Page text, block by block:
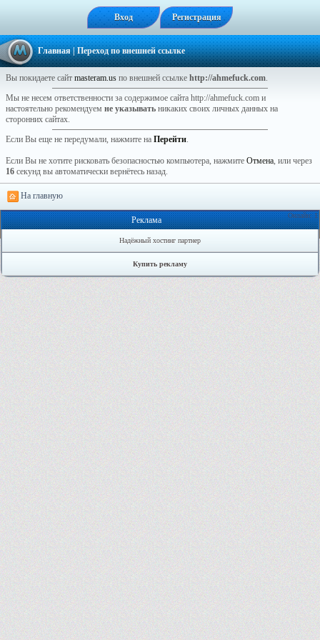
Вход Регистрация
Главная| Переход по внешней ссылке
Вы покидаете сайт masteram.us по внешней ссылке http://ahmefuck.com.
Мы не несем ответственности за содержимое сайта http://ahmefuck.com и
настоятельно рекомендуем не указывать никаких своих личных данных на
сторонних сайтах.
Если Вы еще не передумали, нажмите на Перейти.
Если Вы не хотите рисковать безопасностью компьютера, нажмите Отмена, или через
16 секунд вы автоматически вернётесь назад.
На главную
Онлайн: 1
Реклама
Надёжный хостинг партнер
Купить рекламу